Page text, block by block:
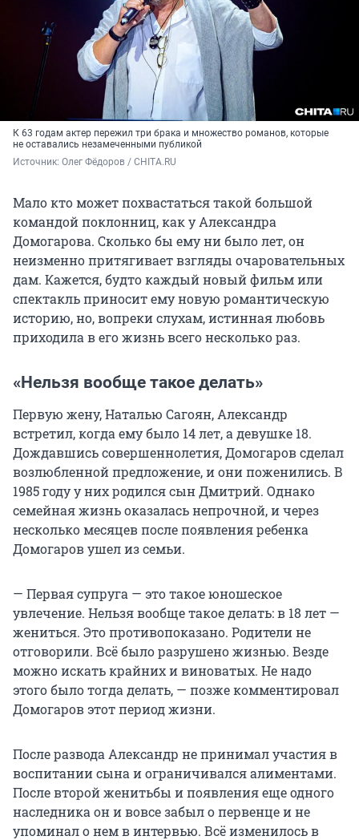
К 63 годам актер пережил три брака и множество романов, которые
не оставались незамеченными публикой
Источник: Олег Фёдоров / CHITA.RU
Мало кто может похвастаться такой большой
командой поклонниц, как у Александра
Домогарова. Сколько бы ему ни было лет, он
неизменно притягивает взгляды очаровательных
дам. Кажется, будто каждый новый фильм или
спектакль приносит ему новую романтическую
историю, но, вопреки слухам, истинная любовь
приходила в его жизнь всего несколько раз.
«Нельзя вообще такое делать»
Первую жену, Наталью Сагоян, Александр
встретил, когда ему было 14 лет, а девушке 18.
Дождавшись совершеннолетия, Домогаров сделал
возлюбленной предложение, и они поженились. В
1985 году у них родился сын Дмитрий. Однако
семейная жизнь оказалась непрочной, и через
несколько месяцев после появления ребенка
Домогаров ушел из семьи.
— Первая супруга — это такое юношеское
увлечение. Нельзя вообще такое делать: в 18 лет —
жениться. Это противопоказано. Родители не
отговорили. Всё было разрушено жизнью. Везде
можно искать крайних и виноватых. Не надо
этого было тогда делать, — позже комментировал
Домогаров этот период жизни.
После развода Александр не принимал участия в
воспитании сына и ограничивался алиментами.
После второй женитьбы и появления еще одного
наследника он и вовсе забыл о первенце и не
упоминал о нем в интервью. Всё изменилось в